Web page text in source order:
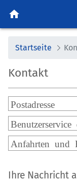
home
Startseite
Kontakt
Postadresse
Anfahrten und
Ihre Nachricht